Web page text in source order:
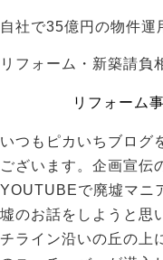
自社で35億円の物件
リフォーム・新築請負
リフォーム
いつもピカいちブログ
ございます。企画宣伝
YOUTUBEで廃墟マニ
墟のお話をしようと思
チライン沿いの丘の上